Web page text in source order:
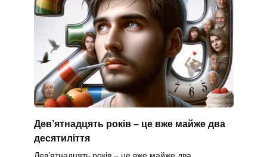
Дев’ятнадцять років – це вже майже два
десятиліття